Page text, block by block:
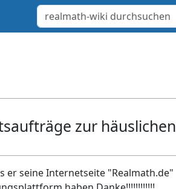
zur häuslichen
er seine Internetseite "Realmath.de"